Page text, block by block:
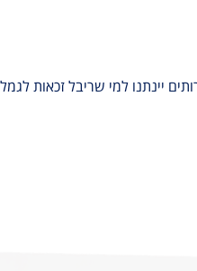
יינתנו למי שריבל זכאות